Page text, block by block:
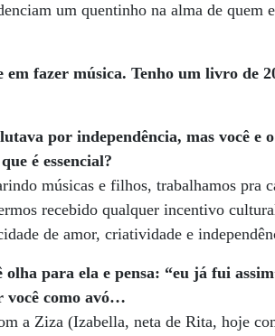
um quentinho na alma de quem
em fazer música. Tenho um livro de
por independência, mas você e
é essencial?
músicas e filhos, trabalhamos pra
recebido qualquer incentivo
de amor, criatividade e
olha para ela e pensa: “eu já fui
você como avó…
a Ziza (Izabella, neta de Rita, hoje